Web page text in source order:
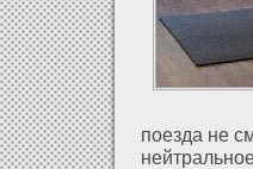
поезда не